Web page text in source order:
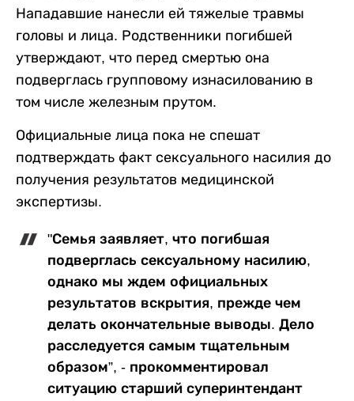
Нападавшие нанесли ей тяжелые травмы
головы и лица. Родственники погибшей
утверждают, что перед смертью она
подверглась групповому изнасилованию в
том числе железным прутом.
Официальные лица пока не спешат
подтверждать факт сексуального насилия до
получения результатов медицинской
экспертизы.
"Семья заявляет, что погибшая
подверглась сексуальному насилию,
однако мы ждем официальных
результатов вскрытия, прежде чем
делать окончательные выводы. Дело
расследуется самым тщательным
образом”, - прокомментировал
ситуацию старший суперинтендант